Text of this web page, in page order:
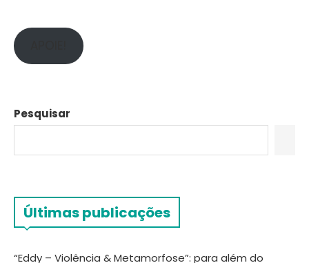
Pesquisar
Últimas publicações
“Eddy – Violência & Metamorfose”: para além do